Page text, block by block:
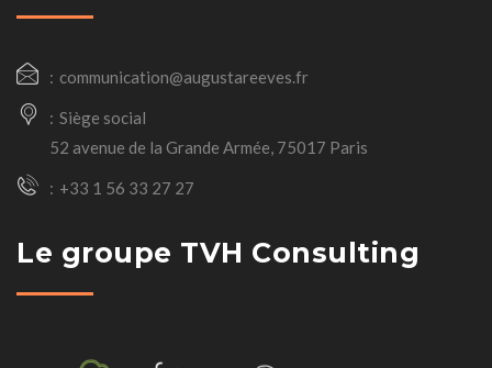
communication@augustareeves.fr
Siège social
52 avenue de la Grande Armée, 75017 Paris
+33 1 56 33 27 27
Le groupe TVH Consulting